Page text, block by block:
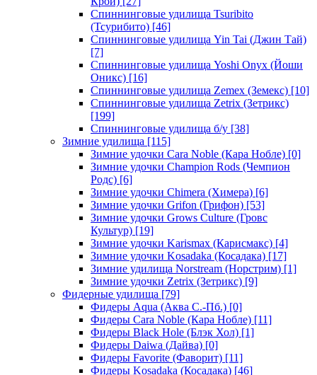
Спиннинговые удилища Tsuribito
(Тсурибито) [46]
Спиннинговые удилища Yin Tai (Джин Тай)
[7]
Спиннинговые удилища Yoshi Onyx (Йоши
Оникс) [16]
Спиннинговые удилища Zemex (Земекс) [10]
Спиннинговые удилища Zetrix (Зетрикс)
[199]
Спиннинговые удилища б/у [38]
Зимние удилища [115]
Зимние удочки Cara Noble (Кара Нобле) [0]
Зимние удочки Champion Rods (Чемпион
Родс) [6]
Зимние удочки Chimera (Химера) [6]
Зимние удочки Grifon (Грифон) [53]
Зимние удочки Grows Culture (Гровс
Культур) [19]
Зимние удочки Karismax (Карисмакс) [4]
Зимние удочки Kosadaka (Косадака) [17]
Зимние удилища Norstream (Норстрим) [1]
Зимние удочки Zetrix (Зетрикс) [9]
Фидерные удилища [79]
Фидеры Aqua (Аква С.-Пб.) [0]
Фидеры Cara Noble (Кара Нобле) [11]
Фидеры Black Hole (Блэк Хол) [1]
Фидеры Daiwa (Дайва) [0]
Фидеры Favorite (Фаворит) [11]
Фидеры Kosadaka (Косадака) [46]